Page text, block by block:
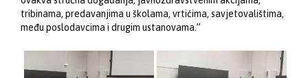
tribinama, predavanjima u školama, vrtićima, savjetovalištima,
među poslodavcima i drugim ustanovama.”